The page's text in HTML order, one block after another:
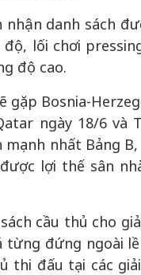
danh sách
lối chơi
độ cao.
gặp Bosnia-
ngày 18/6 và
nhất Bảng
lợi thế sân
cầu thủ cho
đứng ngoài
thi đấu tại các